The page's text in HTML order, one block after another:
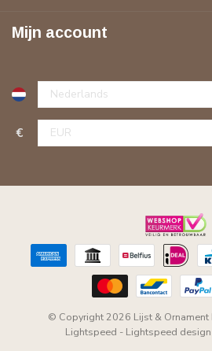
Mijn account
€
© Copyright 2026 Lijst & Ornament
Lightspeed - Lightspeed design